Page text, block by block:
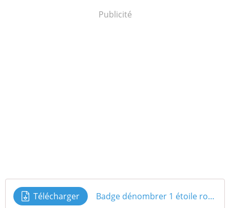
Publicité
Télécharger Badge dénombrer 1 étoile rouge